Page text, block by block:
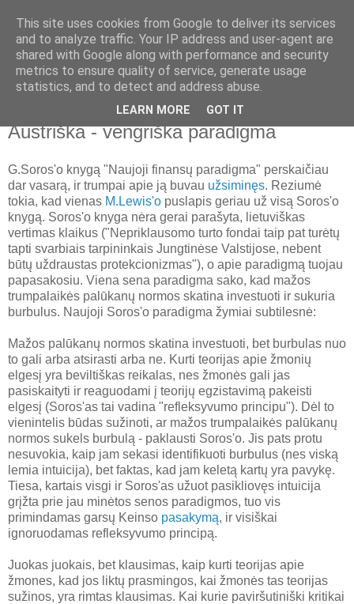
Nematoma ranka
Laisvė, ekonomika, istorija, politika, laisvalaikis ir filosofija
2010 m. spalio 11 d., pirmadienis
Austriška - vengriška paradigma
G.Soros'o knygą "Naujoji finansų paradigma" perskaičiau
dar vasarą, ir trumpai apie ją buvau užsiminęs. Reziumė
tokia, kad vienas M.Lewis'o puslapis geriau už visą Soros'o
knygą. Soros'o knyga nėra gerai parašyta, lietuviškas
vertimas klaikus ("Nepriklausomo turto fondai taip pat turėtų
tapti svarbiais tarpininkais Jungtinėse Valstijose, nebent
būtų uždraustas protekcionizmas"), o apie paradigmą tuojau
papasakosiu. Viena sena paradigma sako, kad mažos
trumpalaikės palūkanų normos skatina investuoti ir sukuria
burbulus. Naujoji Soros'o paradigma žymiai subtilesnė:
Mažos palūkanų normos skatina investuoti, bet burbulas nuo
to gali arba atsirasti arba ne. Kurti teorijas apie žmonių
elgesį yra beviltiškas reikalas, nes žmonės gali jas
pasiskaityti ir reaguodami į teorijų egzistavimą pakeisti
elgesį (Soros'as tai vadina "refleksyvumo principu"). Dėl to
vienintelis būdas sužinoti, ar mažos trumpalaikės palūkanų
normos sukels burbulą - paklausti Soros'o. Jis pats protu
nesuvokia, kaip jam sekasi identifikuoti burbulus (nes viską
lemia intuicija), bet faktas, kad jam keletą kartų yra pavykę.
Tiesa, kartais visgi ir Soros'as užuot pasikliovęs intuicija
grįžta prie jau minėtos senos paradigmos, tuo vis
primindamas garsų Keinso pasakymą, ir visiškai
ignoruodamas refleksyvumo principą.
Juokas juokais, bet klausimas, kaip kurti teorijas apie
žmones, kad jos liktų prasmingos, kai žmonės tas teorijas
sužinos, yra rimtas klausimas. Kai kurie paviršutiniški kritikai
This site uses cookies from Google to deliver its services
and to analyze traffic. Your IP address and user-agent are
shared with Google along with performance and security
metrics to ensure quality of service, generate usage
statistics, and to detect and address abuse.
LEARN MORE GOT IT